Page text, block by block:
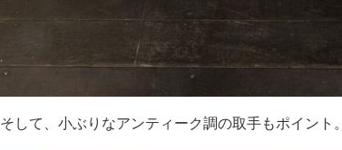
そして、小ぶりなアンティーク調の取手もポイント。